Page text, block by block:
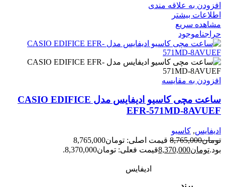
افزودن به علاقه مندی
اطلاعات بیشتر
مشاهده سریع
حراجناموجود
افزودن به مقایسه
ساعت مچی کاسیو ادیفایس مدل CASIO EDIFICE
EFR-571MD-8AVUEF
ادیفایس, کاسیو
تومان8,765,000
قیمت اصلی: تومان8,765,000
بود.تومان8,370,000قیمت فعلی: تومان8,370,000.
ادیفایس